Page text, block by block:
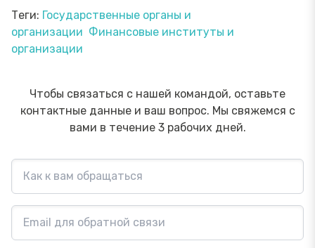
Теги: Государственные органы и
организации Финансовые институты и
организации
Чтобы связаться с нашей командой, оставьте
контактные данные и ваш вопрос. Мы свяжемся с
вами в течение 3 рабочих дней.